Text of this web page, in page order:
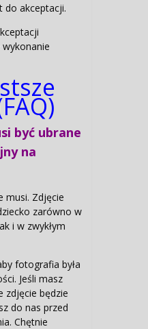
do akceptacji.
być ubrane
na
musi. Zdjęcie
zarówno w
i w zwykłym
fotografia była
Jeśli masz
zdjęcie będzie
do nas przed
Chętnie